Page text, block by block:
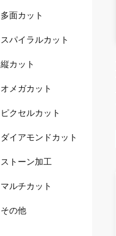
多面カット
スパイラルカット
縦カット
オメガカット
ピクセルカット
ダイアモンドカット
ストーン加工
マルチカット
その他